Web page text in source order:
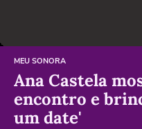
MEU SONORA
Ana Castela
encontro e
um date'